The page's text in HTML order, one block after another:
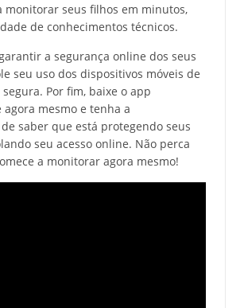
monitorar seus filhos em minutos,
de conhecimentos técnicos.
a segurança online dos seus
seu uso dos dispositivos móveis de
Por fim, baixe o app
mesmo e tenha a
saber que está protegendo seus
seu acesso online. Não perca
a monitorar agora mesmo!